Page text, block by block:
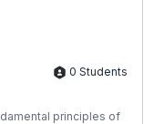
0 Students
principles of